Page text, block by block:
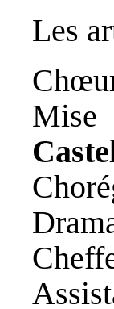
Les
Mise